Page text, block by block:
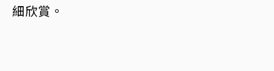
細欣賞。